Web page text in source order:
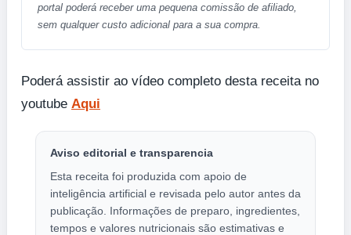
portal poderá receber uma pequena comissão de afiliado,
sem qualquer custo adicional para a sua compra.
Poderá assistir ao vídeo completo desta receita no
youtube Aqui
Aviso editorial e transparencia
Esta receita foi produzida com apoio de
inteligência artificial e revisada pelo autor antes da
publicação. Informações de preparo, ingredientes,
tempos e valores nutricionais são estimativas e